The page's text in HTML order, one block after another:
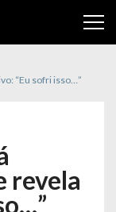
“Eu sofri isso…”
revela